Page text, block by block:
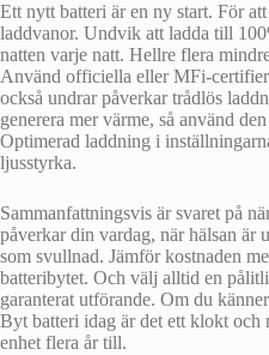
Ett nytt batteri är en ny start. För
laddvanor. Undvik att ladda till
natten varje natt. Hellre flera
Använd officiella eller MFi-
också undrar påverkar trådlös
generera mer värme, så använd
Optimerad laddning i
ljusstyrka.
Sammanfattningsvis är svaret på
påverkar din vardag, när hälsan är
som svullnad. Jämför kostnaden
batteribytet. Och välj alltid en
garanterat utförande. Om du
Byt batteri idag är det ett klokt
enhet flera år till.